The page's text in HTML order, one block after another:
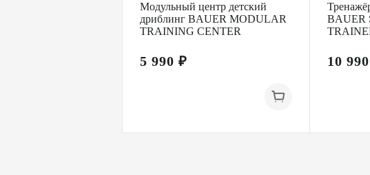
Модульный центр детский
дриблинг BAUER MODULAR
TRAINING CENTER
5 990 ₽
BAUER
10